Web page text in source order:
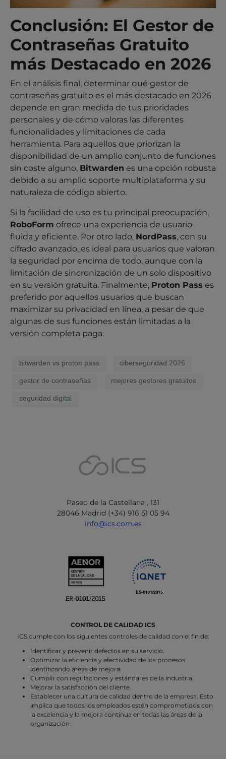
Conclusión: El Gestor de
Contraseñas Gratuito
más Destacado en 2026
En el análisis final, determinar qué gestor de
contraseñas gratuito es el más destacado en 2026
depende en gran medida de tus prioridades
personales y de cómo valoras las diferentes
funcionalidades y limitaciones de cada
herramienta. Para aquellos que priorizan la
disponibilidad de un amplio conjunto de funciones
sin coste alguno, Bitwarden es una opción robusta
debido a su amplio soporte multiplataforma y su
naturaleza de código abierto.
Si la facilidad de uso es tu principal preocupación,
RoboForm ofrece una experiencia de usuario
fluida y eficiente. Por otro lado, NordPass, con su
cifrado avanzado, es ideal para usuarios que valoran
la seguridad por encima de todo, aunque con la
limitación de sincronización de un solo dispositivo
en su versión gratuita. Finalmente, Proton Pass es
preferido por aquellos usuarios que buscan
maximizar su privacidad en línea, a pesar de que
algunas de sus funciones están limitadas a la
versión completa paga.
bitwarden vs proton pass ciberseguridad 2026
gestor de contraseñas mejores gestores gratuitos
seguridad digital
Paseo de la Castellana , 131
28046 Madrid (+34) 916 51 05 94
info@ics.com.es
CONTROL DE CALIDAD ICS
ICS cumple con los siguientes controles de calidad con el fin de:
Identificar y prevenir defectos en su servicio.
Optimizar la eficiencia y efectividad de los procesos
identificando áreas de mejora.
Cumplir con regulaciones y estándares de la industria.
Mejorar la satisfacción del cliente.
Establecer una cultura de calidad dentro de la empresa. Esto
implica que todos los empleados estén comprometidos con
la excelencia y la mejora continua en todas las áreas de la
organización.